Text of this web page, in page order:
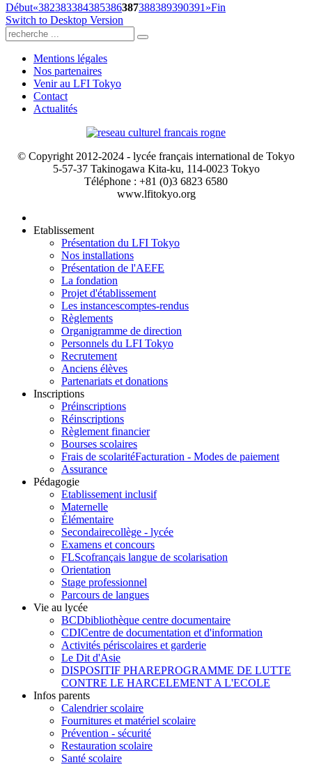
Début«382383384385386387388389390391 »Fin
Switch to Desktop Version
Mentions légales
Nos partenaires
Venir au LFI Tokyo
Contact
Actualités
© Copyright 2012-2024 - lycée français international de Tokyo
5-57-37 Takinogawa Kita-ku, 114-0023 Tokyo
Téléphone : +81 (0)3 6823 6580
www.lfitokyo.org
Etablissement
Présentation du LFI Tokyo
Nos installations
Présentation de l'AEFE
La fondation
Projet d'établissement
Les instancescomptes-rendus
Règlements
Organigramme de direction
Personnels du LFI Tokyo
Recrutement
Anciens élèves
Partenariats et donations
Inscriptions
Préinscriptions
Réinscriptions
Règlement financier
Bourses scolaires
Frais de scolaritéFacturation - Modes de paiement
Assurance
Pédagogie
Etablissement inclusif
Maternelle
Élémentaire
Secondairecollège - lycée
Examens et concours
FLScofrançais langue de scolarisation
Orientation
Stage professionnel
Parcours de langues
Vie au lycée
BCDbibliothèque centre documentaire
CDICentre de documentation et d'information
Activités périscolaires et garderie
Le Dit d'Asie
DISPOSITIF PHAREPROGRAMME DE LUTTE
CONTRE LE HARCELEMENT A L'ECOLE
Infos parents
Calendrier scolaire
Fournitures et matériel scolaire
Prévention - sécurité
Restauration scolaire
Santé scolaire